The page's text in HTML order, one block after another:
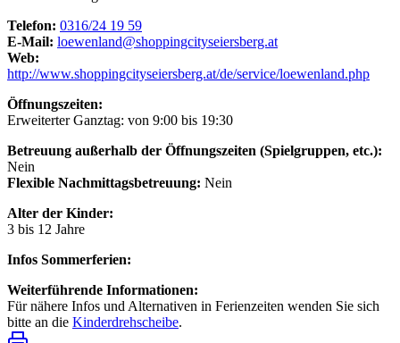
Telefon: 0316/24 19 59
E-Mail: loewenland@shoppingcityseiersberg.at
Web:
http://www.shoppingcityseiersberg.at/de/service/loewenland.php
Öffnungszeiten:
Erweiterter Ganztag: von 9:00 bis 19:30
Betreuung außerhalb der Öffnungszeiten (Spielgruppen, etc.):
Nein
Flexible Nachmittagsbetreuung: Nein
Alter der Kinder:
3 bis 12 Jahre
Infos Sommerferien:
Weiterführende Informationen:
Für nähere Infos und Alternativen in Ferienzeiten wenden Sie sich
bitte an die Kinderdrehscheibe.